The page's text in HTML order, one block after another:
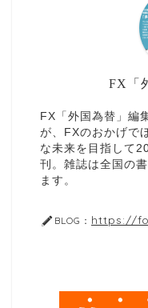
FX「
FX「外国為替」編
が、FXのおかげで
な未来を目指して
刊。雑誌は全国の
ます。
BLOG： https://